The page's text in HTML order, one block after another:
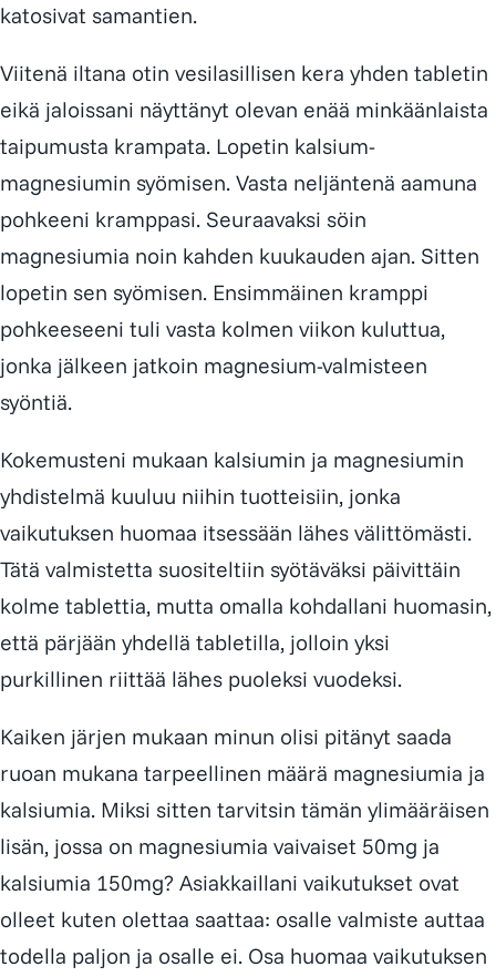
katosivat samantien.
Viitenä iltana otin vesilasillisen kera yhden tabletin
eikä jaloissani näyttänyt olevan enää minkäänlaista
taipumusta krampata. Lopetin kalsium-
magnesiumin syömisen. Vasta neljäntenä aamuna
pohkeeni kramppasi. Seuraavaksi söin
magnesiumia noin kahden kuukauden ajan. Sitten
lopetin sen syömisen. Ensimmäinen kramppi
pohkeeseeni tuli vasta kolmen viikon kuluttua,
jonka jälkeen jatkoin magnesium-valmisteen
syöntiä.
Kokemusteni mukaan kalsiumin ja magnesiumin
yhdistelmä kuuluu niihin tuotteisiin, jonka
vaikutuksen huomaa itsessään lähes välittömästi.
Tätä valmistetta suositeltiin syötäväksi päivittäin
kolme tablettia, mutta omalla kohdallani huomasin,
että pärjään yhdellä tabletilla, jolloin yksi
purkillinen riittää lähes puoleksi vuodeksi.
Kaiken järjen mukaan minun olisi pitänyt saada
ruoan mukana tarpeellinen määrä magnesiumia ja
kalsiumia. Miksi sitten tarvitsin tämän ylimääräisen
lisän, jossa on magnesiumia vaivaiset 50mg ja
kalsiumia 150mg? Asiakkaillani vaikutukset ovat
olleet kuten olettaa saattaa: osalle valmiste auttaa
todella paljon ja osalle ei. Osa huomaa vaikutuksen